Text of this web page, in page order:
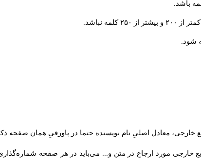
نباشد.
خارجی، معادل اصلیِ نام نویسنده حتما در پاورقیِ همان صفحه
خارجی مورد ارجاع در متن و... می‌باید در هر صفحه